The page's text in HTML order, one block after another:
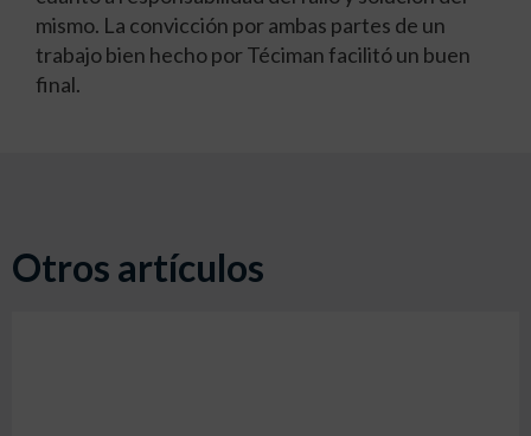
mismo. La convicción por ambas partes de un
trabajo bien hecho por Téciman facilitó un buen
final.
Otros artículos